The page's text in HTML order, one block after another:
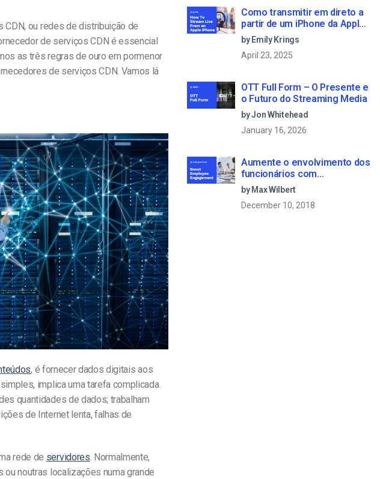
CDN, ou redes de distribuição de
de serviços CDN é essencial
as três regras de ouro em pormenor
de serviços CDN. Vamos lá
, é fornecer dados digitais aos
implica uma tarefa complicada.
quantidades de dados; trabalham
de Internet lenta, falhas de
rede de servidores . Normalmente,
noutras localizações numa grande
Como transmitir em direto a
partir de um iPhone da Apple
em 6 passos simples
by Emily Krings
April 23, 2025
OTT Full Form – O Presente e
o Futuro do Streaming Media
by Jon Whitehead
January 16, 2026
Aumente o envolvimento dos
funcionários com
comunicações empresariais
em direto
by Max Wilbert
December 10, 2018